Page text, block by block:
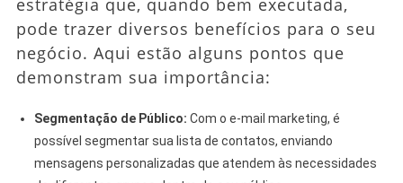
pode trazer diversos benefícios para o seu
negócio. Aqui estão alguns pontos que
demonstram sua importância:
Segmentação de Público: Com o e-mail marketing, é
possível segmentar sua lista de contatos, enviando
mensagens personalizadas que atendem às necessidades